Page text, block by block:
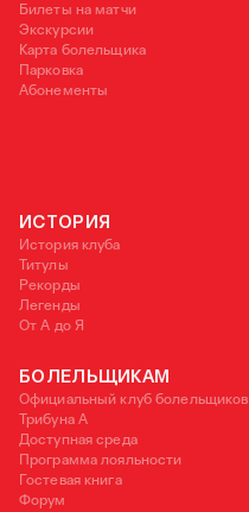
Билеты на матчи
Экскурсии
Карта болельщика
Парковка
Абонементы
ИСТОРИЯ
История клуба
Титулы
Рекорды
Легенды
От А до Я
БОЛЕЛЬЩИКАМ
Официальный клуб болельщиков
Трибуна А
Доступная среда
Программа лояльности
Гостевая книга
Форум